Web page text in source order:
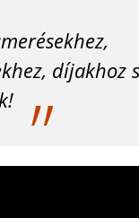
díjakhoz